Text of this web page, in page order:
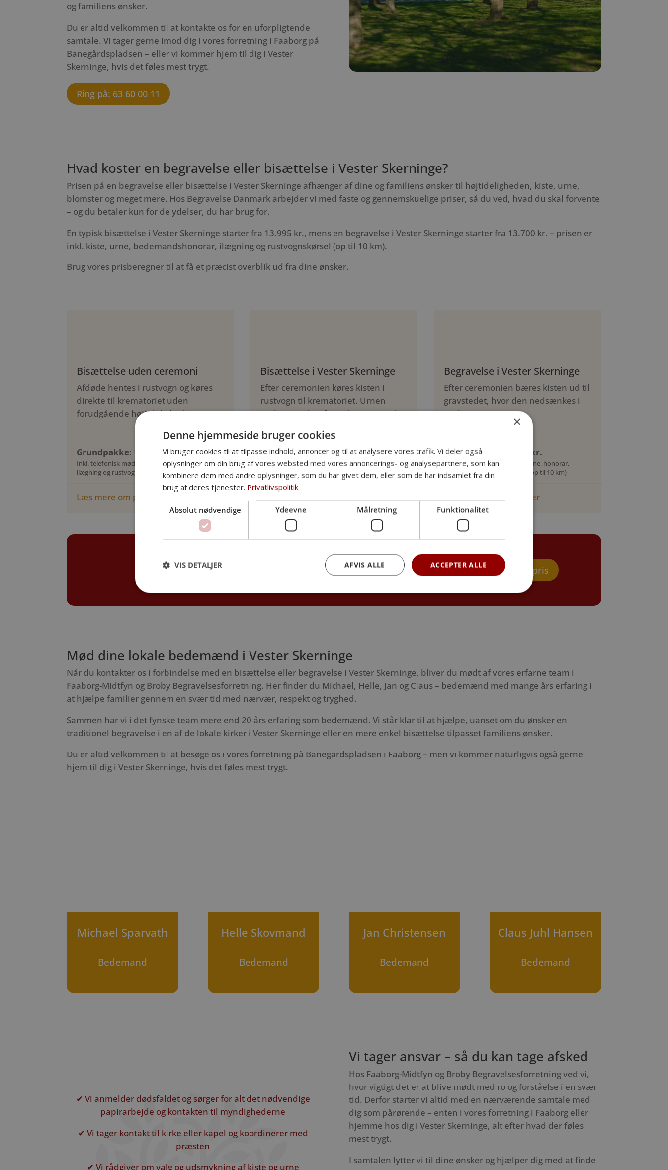
og familiens ønsker.
Du er altid velkommen til at kontakte os for en uforpligtende
samtale. Vi tager gerne imod dig i vores forretning i Faaborg på
Banegårdspladsen – eller vi kommer hjem til dig i Vester
Skerninge, hvis det føles mest trygt.
Ring på: 63 60 00 11
Hvad koster en begravelse eller bisættelse i Vester Skerninge?
Prisen på en begravelse eller bisættelse i Vester Skerninge afhænger af dine og familiens ønsker til højtideligheden, kiste, urne,
blomster og meget mere. Hos Begravelse Danmark arbejder vi med faste og gennemskuelige priser, så du ved, hvad du skal forvente
– og du betaler kun for de ydelser, du har brug for.
En typisk bisættelse i Vester Skerninge starter fra 13.995 kr., mens en begravelse i Vester Skerninge starter fra 13.700 kr. – prisen er
inkl. kiste, urne, bedemandshonorar, ilægning og rustvognskørsel (op til 10 km).
Brug vores prisberegner til at få et præcist overblik ud fra dine ønsker.
Bisættelse uden ceremoni
Afdøde hentes i rustvogn og køres
direkte til krematoriet uden
forudgående højtidelighed.
Grundpakke: 10.885 kr.
Inkl. telefonisk møde, kiste, urne, honorar,
ilægning og rustvognskørsel (op til 10 km)
Læs mere om priser her
Bisættelse i Vester Skerninge
Efter ceremonien køres kisten i
rustvogn til krematoriet. Urnen
nedsættes derefter på et gravsted,
Grundpakke: 13.995 kr.
Inkl. personligt møde, kiste, urne, honorar,
ilægning og rustvognskørsel (op til 10 km)
Begravelse i Vester Skerninge
Efter ceremonien bæres kisten ud til
gravstedet, hvor den nedsænkes i
jorden.
Grundpakke: 13.700 kr.
Inkl. personligt møde, kiste, urne, honorar,
ilægning og rustvognskørsel (op til 10 km)
Læs mere om priser her
Beregn din pris med vores prisberegner
Få et hurtigt overblik over muligheder og omkostninger
Beregn pris
Mød dine lokale bedemænd i Vester Skerninge
Når du kontakter os i forbindelse med en bisættelse eller begravelse i Vester Skerninge, bliver du mødt af vores erfarne team i
Faaborg-Midtfyn og Broby Begravelsesforretning. Her finder du Michael, Helle, Jan og Claus – bedemænd med mange års erfaring i
at hjælpe familier gennem en svær tid med nærvær, respekt og tryghed.
Sammen har vi i det fynske team mere end 20 års erfaring som bedemænd. Vi står klar til at hjælpe, uanset om du ønsker en
traditionel begravelse i en af de lokale kirker i Vester Skerninge eller en mere enkel bisættelse tilpasset familiens ønsker.
Du er altid velkommen til at besøge os i vores forretning på Banegårdspladsen i Faaborg – men vi kommer naturligvis også gerne
hjem til dig i Vester Skerninge, hvis det føles mest trygt.
Michael Sparvath
Bedemand
Helle Skovmand
Bedemand
Jan Christensen
Bedemand
Claus Juhl Hansen
Bedemand
✔ Vi anmelder dødsfaldet og sørger for alt det nødvendige
papirarbejde og kontakten til myndighederne
✔ Vi tager kontakt til kirke eller kapel og koordinerer med
præsten
✔ Vi rådgiver om valg og udsmykning af kiste og urne
Vi tager ansvar – så du kan tage afsked
Hos Faaborg-Midtfyn og Broby Begravelsesforretning ved vi,
hvor vigtigt det er at blive mødt med ro og forståelse i en svær
tid. Derfor starter vi altid med en nærværende samtale med
dig som pårørende – enten i vores forretning i Faaborg eller
hjemme hos dig i Vester Skerninge, alt efter hvad der føles
mest trygt.
I samtalen lytter vi til dine ønsker og hjælper dig med at finde
×
Denne hjemmeside bruger cookies
Vi bruger cookies til at tilpasse indhold, annoncer og til at analysere vores trafik. Vi deler også
oplysninger om din brug af vores websted med vores annoncerings- og analysepartnere, som kan
kombinere dem med andre oplysninger, som du har givet dem, eller som de har indsamlet fra din
brug af deres tjenester. Privatlivspolitik
Absolut nødvendige Ydeevne Målretning Funktionalitet
ACCEPTER ALLE
AFVIS ALLE
VIS DETALJER